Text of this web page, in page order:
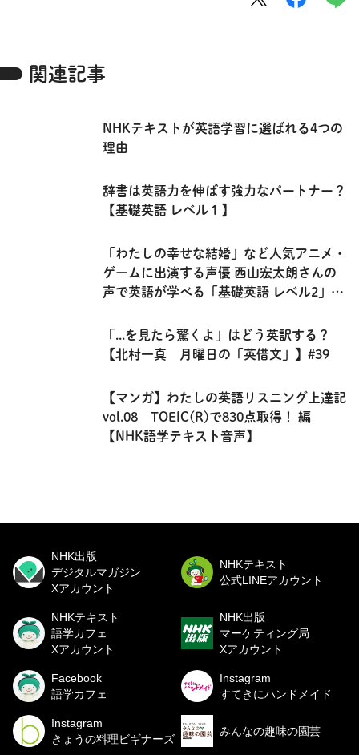
関連記事
NHKテキストが英語学習に選ばれる4つの
理由
辞書は英語力を伸ばす強力なパートナー？
【基礎英語 レベル１】
「わたしの幸せな結婚」など人気アニメ・
ゲームに出演する声優 西山宏太朗さんの
声で英語が学べる「基礎英語 レベル2」の
「...を見たら驚くよ」はどう英訳する？
【北村一真 月曜日の「英借文」】#39
【マンガ】わたしの英語リスニング上達記
vol.08 TOEIC(R)で830点取得！ 編
【NHK語学テキスト音声】
NHK出版
デジタルマガジン
Xアカウント
NHKテキスト
公式LINEアカウント
NHKテキスト
語学カフェ
Xアカウント
NHK出版
マーケティング局
Xアカウント
Facebook
語学カフェ
Instagram
すてきにハンドメイド
Instagram
きょうの料理ビギナーズ
みんなの趣味の園芸